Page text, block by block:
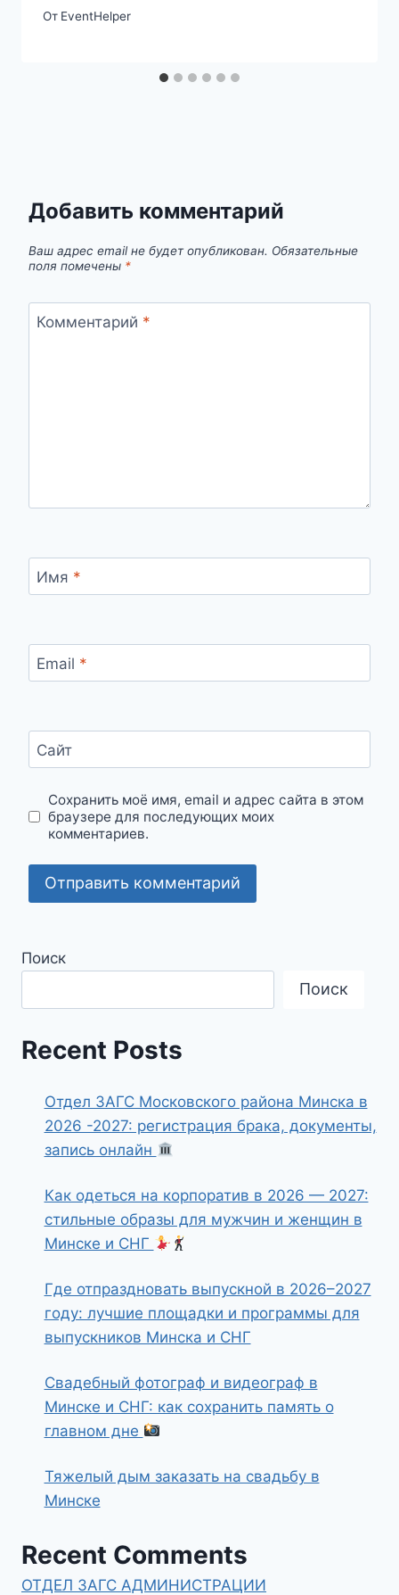
От EventHelper
Добавить комментарий
Ваш адрес email не будет опубликован. Обязательные
поля помечены *
Комментарий *
Имя *
Email *
Сайт
Сохранить моё имя, email и адрес сайта в этом
браузере для последующих моих
комментариев.
Поиск
Поиск
Recent Posts
Отдел ЗАГС Московского района Минска в
2026 -2027: регистрация брака, документы,
запись онлайн
Как одеться на корпоратив в 2026 — 2027:
стильные образы для мужчин и женщин в
Минске и СНГ
Где отпраздновать выпускной в 2026–2027
году: лучшие площадки и программы для
выпускников Минска и СНГ
Свадебный фотограф и видеограф в
Минске и СНГ: как сохранить память о
главном дне
Тяжелый дым заказать на свадьбу в
Минске
Recent Comments
ОТДЕЛ ЗАГС АДМИНИСТРАЦИИ